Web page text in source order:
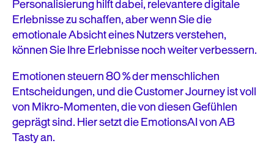
Wettbewerb
Aufmerksamkeit
Sicherheit
Komfort
Gemeinschaft
Unmittelbarkeit
Personalisierung hilft dabei, relevantere digitale
Erlebnisse zu schaffen, aber wenn Sie die
emotionale Absicht eines Nutzers verstehen,
können Sie Ihre Erlebnisse noch weiter verbessern.
Emotionen steuern 80 % der menschlichen
Entscheidungen, und die Customer Journey ist voll
von Mikro-Momenten, die von diesen Gefühlen
geprägt sind. Hier setzt die EmotionsAI von AB
Tasty an.